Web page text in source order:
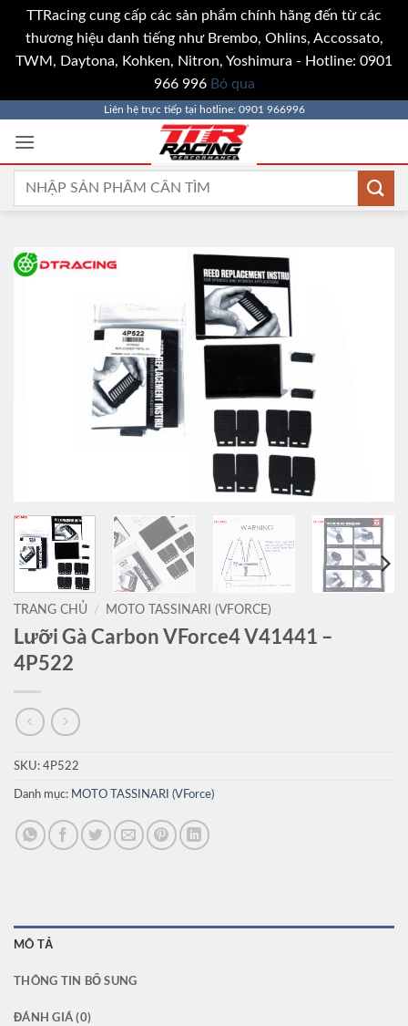
TTRacing cung cấp các sản phẩm chính hãng đến từ các
thương hiệu danh tiếng như Brembo, Ohlins, Accossato,
TWM, Daytona, Kohken, Nitron, Yoshimura - Hotline: 0901
966 996 Bỏ qua
qua
Liên hệ trực tiếp tại hotline: 0901 966996
Tìm
TRANG CHỦ / MOTO TASSINARI (VFORCE)
Lưỡi Gà Carbon VForce4 V41441 –
4P522
SKU: 4P522
Danh mục: MOTO TASSINARI (VForce)
MÔ TẢ
THÔNG TIN BỔ SUNG
ĐÁNH GIÁ (0)